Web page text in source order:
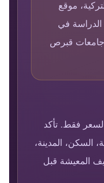
موقع
الدراسة في
جامعات قبرص
السعر فقط. تأكد
السكن، المدينة،
المعيشة قبل